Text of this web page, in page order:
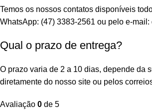
Temos os nossos contatos disponíveis
WhatsApp: (47) 3383-2561 ou pelo e-
Qual o prazo de entrega?
O prazo varia de 2 a 10 dias, depende da
diretamente do nosso site ou pelos
Avaliação 0 de 5